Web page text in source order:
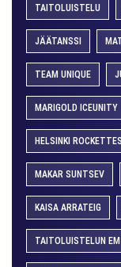
TAITOLUISTELU
JÄÄTANSSI
TEAM UNIQUE
MARIGOLD ICEUNITY
HELSINKI ROCKETTES
MAKAR SUNTSEV
KAISA ARRATEIG
TAITOLUISTELUN